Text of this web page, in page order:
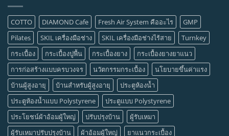
COTTO DIAMOND Cafe Fresh Air System คืออะไร
GMP
Pilates
SKIL เครื่องมือช่าง SKIL เครื่องมือช่างไร้สาย
Turnkey
กระเบื้อง
กระเบื้องปูพื้น กระเบื้องยาง
กระเบื้องยางยาแนว
การก่อสร้างแบบครบวงจร
นวัตกรรมกระเบื้อง
นโยบายขึ้นค่าแรง
บ้านผู้สูงอายุ
บ้านสำหรับผู้สูงอายุ
ประตูห้องน้ำ
ประตูห้องน้ำแบบ Polystyrene
ประตูแบบ Polystyrene
ประโยชน์ผ้าอ้อมผู้ใหญ่
ปรับปรุงบ้าน
ผู้รับเหมา
ผู้รับเหมาปรับปรุงบ้าน
ผ้าอ้อมผู้ใหญ่ ยาแนวกระเบื้อง